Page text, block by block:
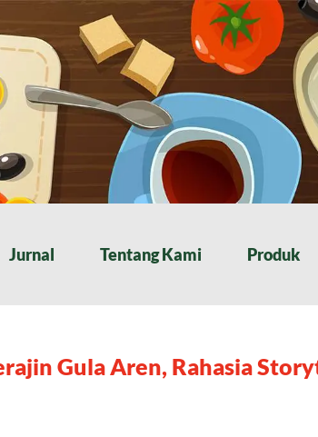
Jurnal Tentang Kami Produk
Gula Aren, Rahasia